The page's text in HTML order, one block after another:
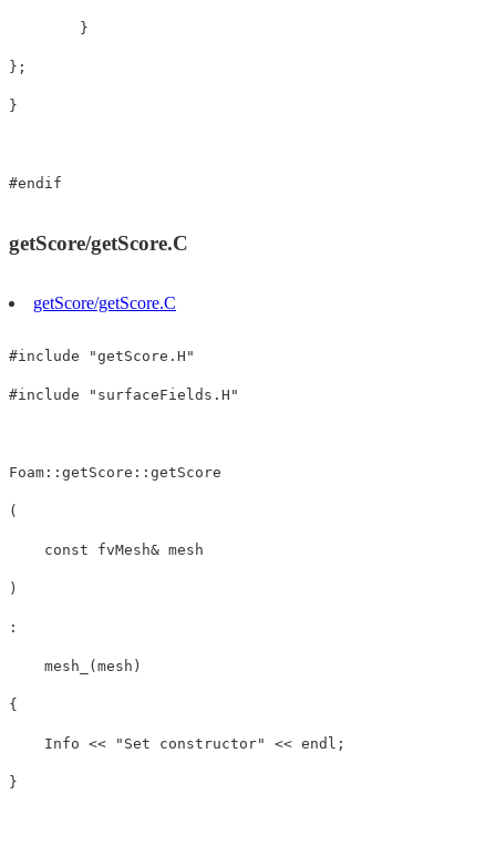
}
} ;
}
#endif
getScore/getScore.C
getScore/getScore.C
#include "getScore.H"
#include "surfaceFields.H"
Foam :: getScore :: getScore
(
const fvMesh&
)
:
mesh_ ( mesh )
{
    Info
<< "Set constructor" << endl ;
}